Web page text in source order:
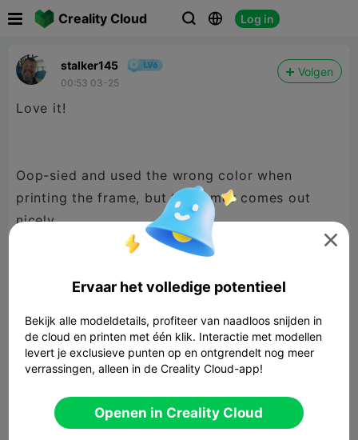
Creality Cloud   Log in
stalker145
00:53 03-25
Volgen
Love it!
Oop-sied and used the wrong color when
printing the frame, but the armor comes out
nicely.
Thank you.

Ervaar het volledige potentieel
Bekijk alle modeldetails, profiteer van naadloos snijden in
de cloud en printen met één klik. Interactie met modellen
levert je exclusieve punten op en ontgrendelt nog meer
verrassingen, alleen in de Creality Cloud-app!
Openen in Creality Cloud